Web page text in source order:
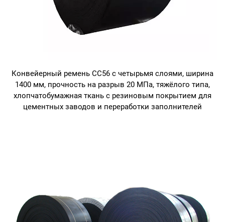
Конвейерный ремень CC56 с четырьмя слоями, ширина
1400 мм, прочность на разрыв 20 МПа, тяжёлого типа,
хлопчатобумажная ткань с резиновым покрытием для
цементных заводов и переработки заполнителей